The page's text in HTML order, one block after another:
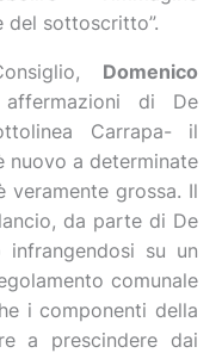
del sottoscritto”.
Domenico
di De
Carrapa- il
nuovo a determinate
veramente grossa. Il
da parte di De
su un
comunale
i componenti della
a prescindere dai